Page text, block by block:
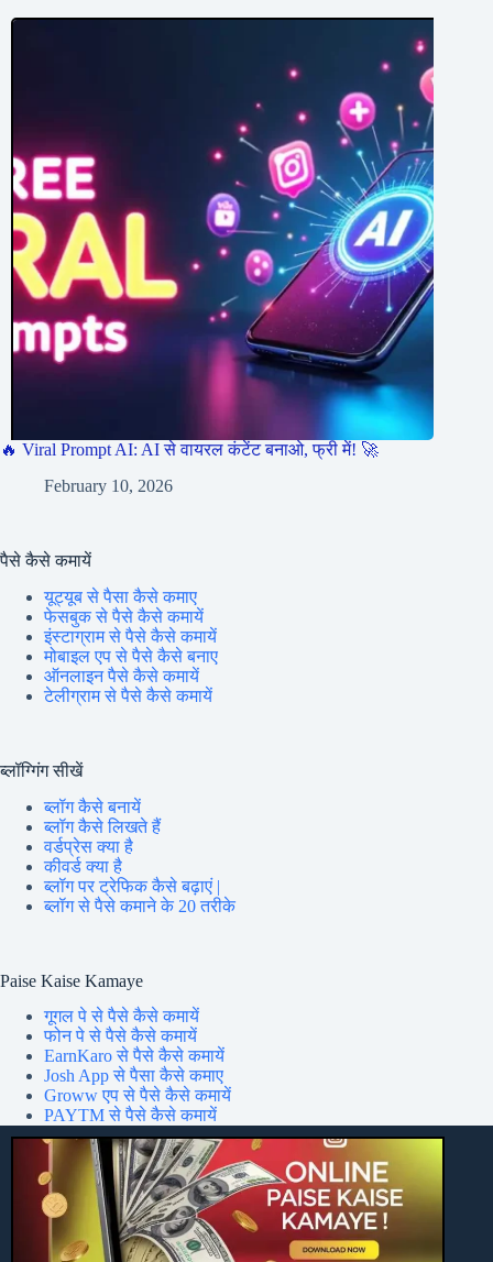
🔥 Viral Prompt AI: AI से वायरल कंटेंट बनाओ, फ्री में! 🚀
February 10, 2026
पैसे कैसे कमायें
यूट्यूब से पैसा कैसे कमाए
फेसबुक से पैसे कैसे कमायें
इंस्टाग्राम से पैसे कैसे कमायें
मोबाइल एप से पैसे कैसे बनाए
ऑनलाइन पैसे कैसे कमायें
टेलीग्राम से पैसे कैसे कमायें
ब्लॉग्गिंग सीखें
ब्लॉग कैसे बनायें
ब्लॉग कैसे लिखते हैं
वर्डप्रेस क्या है
कीवर्ड क्या है
ब्लॉग पर ट्रेफिक कैसे बढ़ाएं |
ब्लॉग से पैसे कमाने के 20 तरीके
Paise Kaise Kamaye
गूगल पे से पैसे कैसे कमायें
फोन पे से पैसे कैसे कमायें
EarnKaro से पैसे कैसे कमायें
Josh App से पैसा कैसे कमाए
Groww एप से पैसे कैसे कमायें
PAYTM से पैसे कैसे कमायें